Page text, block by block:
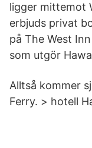
ligger mittemot
erbjuds privat
på The West
som utgör
Alltså kommer
Ferry. > hotell